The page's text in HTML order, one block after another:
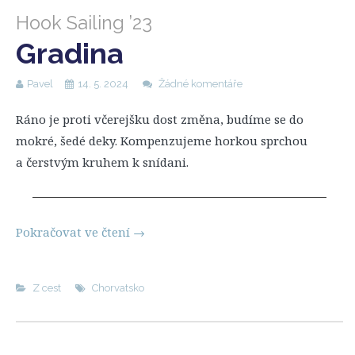
Hook Sailing ’23
Gradina
Pavel 14. 5. 2024 Žádné komentáře
Ráno je proti včerejšku dost změna, budíme se do
mokré, šedé deky. Kompenzujeme horkou sprchou
a čerstvým kruhem k snídani.
Pokračovat ve čtení →
Z cest Chorvatsko